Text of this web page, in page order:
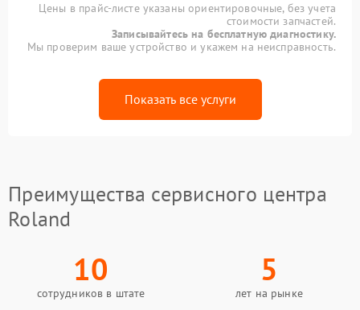
Цены в прайс-листе указаны ориентировочные, без учета
стоимости запчастей.
Записывайтесь на бесплатную диагностику.
Мы проверим ваше устройство и укажем на неисправность.
Показать все услуги
Преимущества сервисного центра
Roland
10
сотрудников в штате
5
лет на рынке